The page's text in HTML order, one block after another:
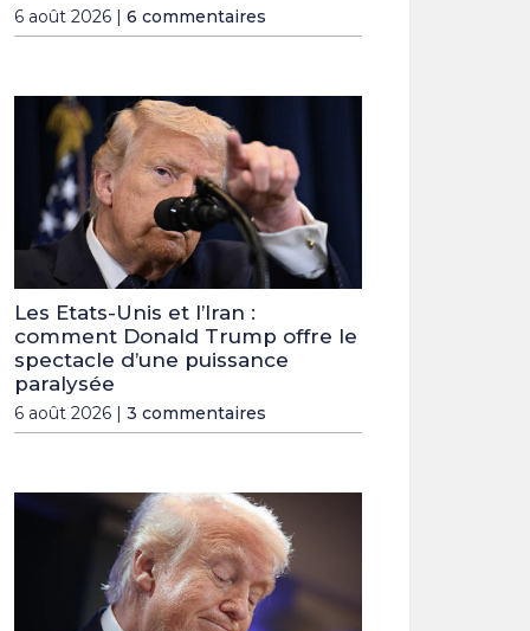
6 août 2026 | 6 commentaires
Les Etats-Unis et l’Iran :
comment Donald Trump offre le
spectacle d’une puissance
paralysée
6 août 2026 | 3 commentaires